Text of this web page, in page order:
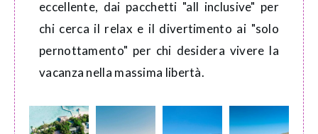
eccellente, dai pacchetti "all inclusive" per
chi cerca il relax e il divertimento ai "solo
pernottamento" per chi desidera vivere la
vacanza nella massima libertà.